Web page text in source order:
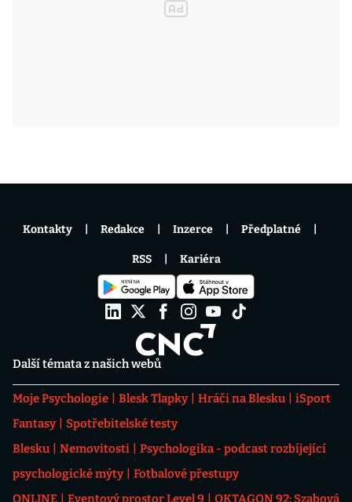
Další témata z našich webů
Moje Psychologie Blesk Tlapky Hráči na Blesku
iSport
Fantasy
Spotřebitelské testy
Blesku
Nemovitosti
Psychologika - podcast rozbíjející
psychologické mýty
Fotbalové přestupy
ONLINE
Eventový prostor Level 9
OKTAGON 92: Szabová
Kontakty Redakce Inzerce Předplatné
RSS Kariéra